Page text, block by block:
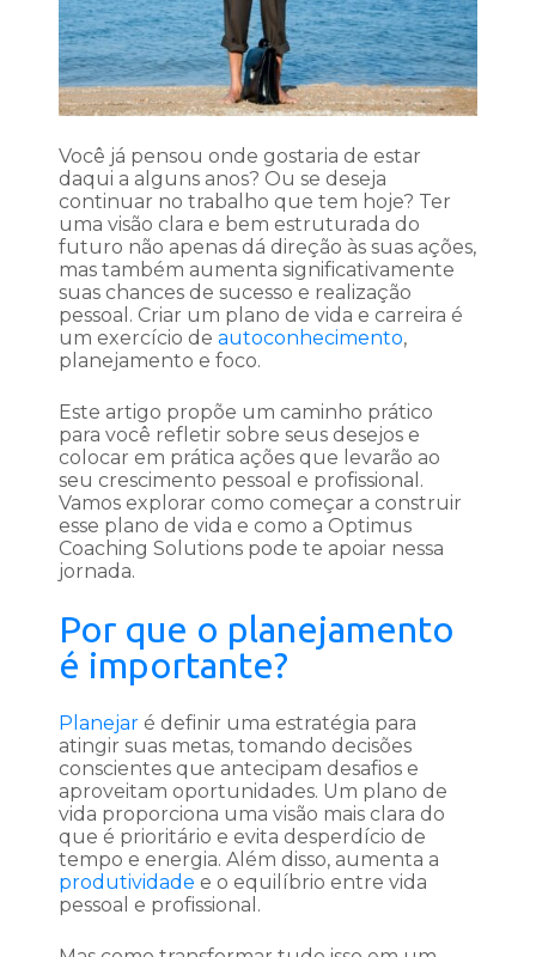
Você já pensou onde gostaria de estar
daqui a alguns anos? Ou se deseja
continuar no trabalho que tem hoje? Ter
uma visão clara e bem estruturada do
futuro não apenas dá direção às suas ações,
mas também aumenta significativamente
suas chances de sucesso e realização
pessoal. Criar um plano de vida e carreira é
um exercício de autoconhecimento,
planejamento e foco.
Este artigo propõe um caminho prático
para você refletir sobre seus desejos e
colocar em prática ações que levarão ao
seu crescimento pessoal e profissional.
Vamos explorar como começar a construir
esse plano de vida e como a Optimus
Coaching Solutions pode te apoiar nessa
jornada.
Por que o planejamento
é importante?
Planejar é definir uma estratégia para
atingir suas metas, tomando decisões
conscientes que antecipam desafios e
aproveitam oportunidades. Um plano de
vida proporciona uma visão mais clara do
que é prioritário e evita desperdício de
tempo e energia. Além disso, aumenta a
produtividade e o equilíbrio entre vida
pessoal e profissional.